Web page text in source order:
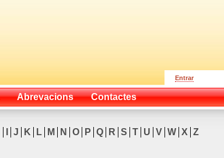
Entrar
Abrevacions Contactes
J K L M N O P Q R S T U V W X Z